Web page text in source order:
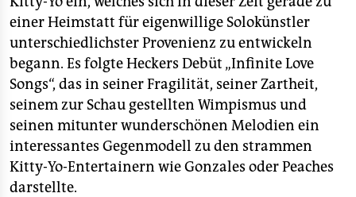
einer Heimstatt für eigenwillige Solokünstler
unterschiedlichster Provenienz zu entwickeln
begann. Es folgte Heckers Debüt „Infinite Love
Songs“, das in seiner Fragilität, seiner Zartheit,
seinem zur Schau gestellten Wimpismus und
seinen mitunter wunderschönen Melodien ein
interessantes Gegenmodell zu den strammen
Kitty-Yo-Entertainern wie Gonzales oder Peaches
darstellte.